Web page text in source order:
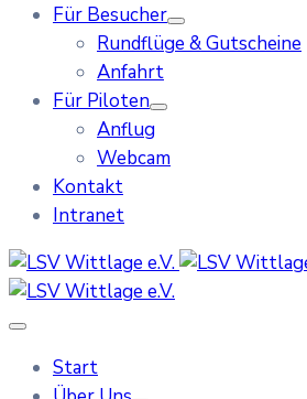
Für Besucher
Rundflüge & Gutscheine
Anfahrt
Für Piloten
Anflug
Webcam
Kontakt
Intranet
Start